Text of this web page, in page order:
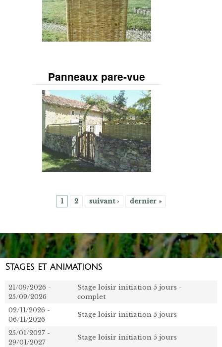
Panneaux pare-vue
1 2 suivant › dernier »
Stages et animations
21/09/2026 -
25/09/2026
Stage loisir initiation 5 jours -
complet
02/11/2026 -
06/11/2026
Stage loisir initiation 5 jours
25/01/2027-
29/01/2027
Stage loisir initiation 5 jours